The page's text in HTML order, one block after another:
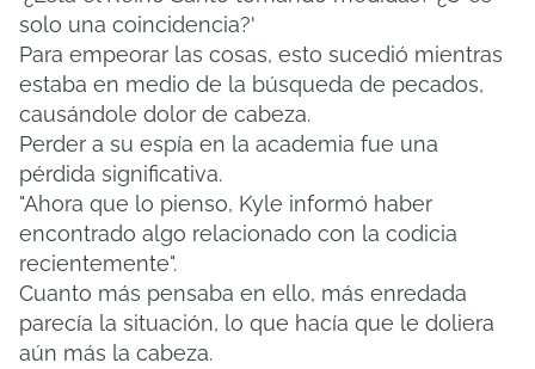
solo una coincidencia?'
Para empeorar las cosas, esto sucedió mientras
estaba en medio de la búsqueda de pecados,
causándole dolor de cabeza.
Perder a su espía en la academia fue una
pérdida significativa.
"Ahora que lo pienso, Kyle informó haber
encontrado algo relacionado con la codicia
recientemente".
Cuanto más pensaba en ello, más enredada
parecía la situación, lo que hacía que le doliera
aún más la cabeza.